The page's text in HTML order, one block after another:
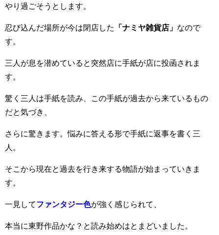
やり過ごそうとします。
忍び込んだ場所が今は閉店した 「ナミヤ雑貨店」 なので
す。
三人が息を潜めていると突然店に手紙が店に投函されま
す。
驚く三人は手紙を読み、この手紙が過去から来ているもの
だと気づき、
さらに驚きます。悩みに答える形で手紙に返事を書く三
人。
そこから現在と過去を行き来する物語が始まっていきま
す。
一見してファンタジー色が強く感じられて、
本当に東野作品かな？と読み始めはとまどいました。